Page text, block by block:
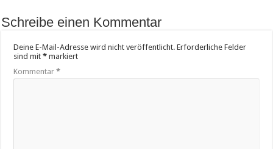
Schreibe einen Kommentar
Deine E-Mail-Adresse wird nicht veröffentlicht. Erforderliche Felder
sind mit* markiert
Kommentar*